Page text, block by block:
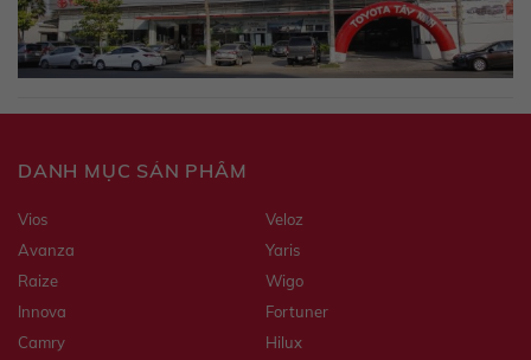
DANH MỤC SẢN PHẨM
Vios
Veloz
Avanza
Yaris
Raize
Wigo
Innova
Fortuner
Camry
Hilux